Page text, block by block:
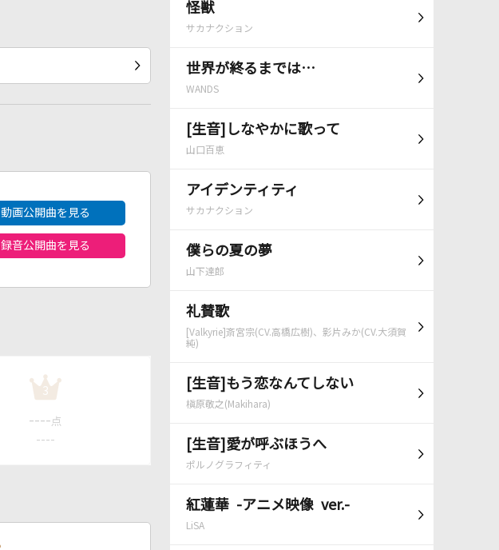
怪獣
サカナクション
世界が終るまでは…
WANDS
[生音]しなやかに歌って
山口百恵
アイデンティティ
サカナクション
僕らの夏の夢
山下達郎
礼賛歌
[Valkyrie]斎宮宗(CV.高橋広樹)、影片みか(CV.大須賀
純)
[生音]もう恋なんてしない
槇原敬之(Makihara)
[生音]愛が呼ぶほうへ
ポルノグラフィティ
紅蓮華 -アニメ映像 ver.-
LiSA
動画公開曲を見る
録音公開曲を見る
3
---- 点
----